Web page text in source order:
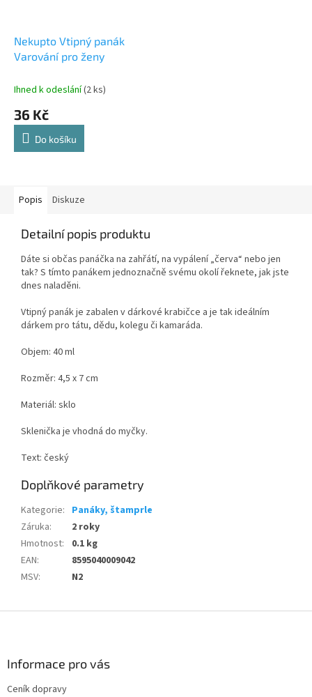
Nekupto Vtipný panák
Varování pro ženy
Ihned k odeslání(2 ks)
36 Kč
Do košíku
Popis Diskuze
Detailní popis produktu
Dáte si občas panáčka na zahřátí, na vypálení „červa“ nebo jen
tak? S tímto panákem jednoznačně svému okolí řeknete, jak jste
dnes naladěni.
Vtipný panák je zabalen v dárkové krabičce a je tak ideálním
dárkem pro tátu, dědu, kolegu či kamaráda.
Objem: 40 ml
Rozměr: 4,5 x 7 cm
Materiál: sklo
Sklenička je vhodná do myčky.
Text: český
Doplňkové parametry
Kategorie: Panáky, štamprle
Záruka:
2 roky
Hmotnost:
0.1 kg
EAN:
8595040009042
MSV: N2
Informace pro vás
Ceník dopravy